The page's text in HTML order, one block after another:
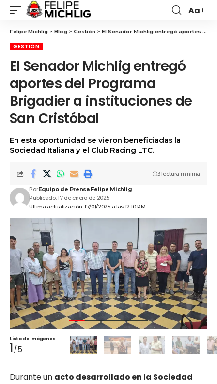
Aa
Felipe Michlig > Blog > Gestión > El Senador Michlig entregó aportes del Programa Brigadier a instituciones de San Cristóbal
GESTIÓN
El Senador Michlig entregó
aportes del Programa
Brigadier a instituciones de
San Cristóbal
En esta oportunidad se vieron beneficiadas la
Sociedad Italiana y el Club Racing LTC.
Última actualización: 17/01/2025 a las 12:10 PM
PorEquipo de Prensa Felipe Michlig
Publicado: 17 de enero de 2025
3 lectura mínima
Lista de Imágenes
1/5
Durante un acto desarrollado en la Sociedad